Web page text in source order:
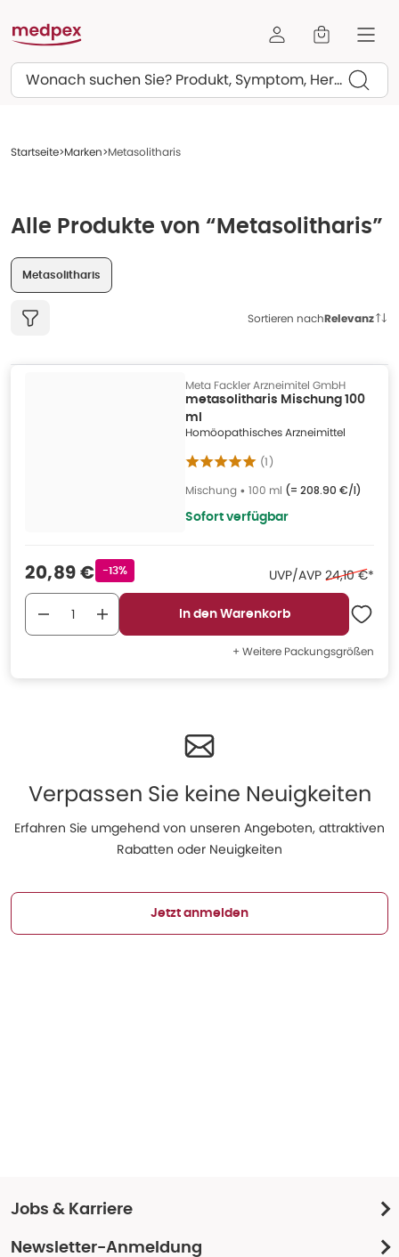
Suchen
Startseite Marken Metasolitharis
Alle Produkte von “Metasolitharis”
Metasolitharis
Sortieren nachRelevanz
Meta Fackler Arzneimitel GmbH
metasolitharis Mischung 100
ml
Homöopathisches Arzneimittel
(1)
Mischung • 100 ml (= 208.90 €/l)
Sofort verfügbar
Verkaufspreis
20,89 € Rabattstempel
-13% UVP/AVP Ehemaliger
24,10 €*
In den Warenkorb
+ Weitere Packungsgrößen
Verpassen Sie keine Neuigkeiten
Erfahren Sie umgehend von unseren Angeboten, attraktiven
Rabatten oder Neuigkeiten
Jetzt anmelden
Jobs & Karriere
Newsletter-Anmeldung